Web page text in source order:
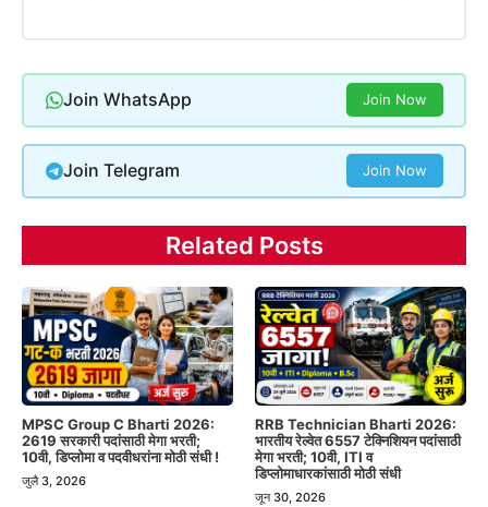
Join WhatsApp Join Now
Join Telegram Join Now
Related Posts
MPSC Group C Bharti 2026:
2619 सरकारी पदांसाठी मेगा भरती;
10वी, डिप्लोमा व पदवीधरांना मोठी संधी !
जुलै 3, 2026
RRB Technician Bharti 2026:
भारतीय रेल्वेत 6557 टेक्निशियन पदांसाठी
मेगा भरती; 10वी, ITI व
डिप्लोमाधारकांसाठी मोठी संधी
जून 30, 2026